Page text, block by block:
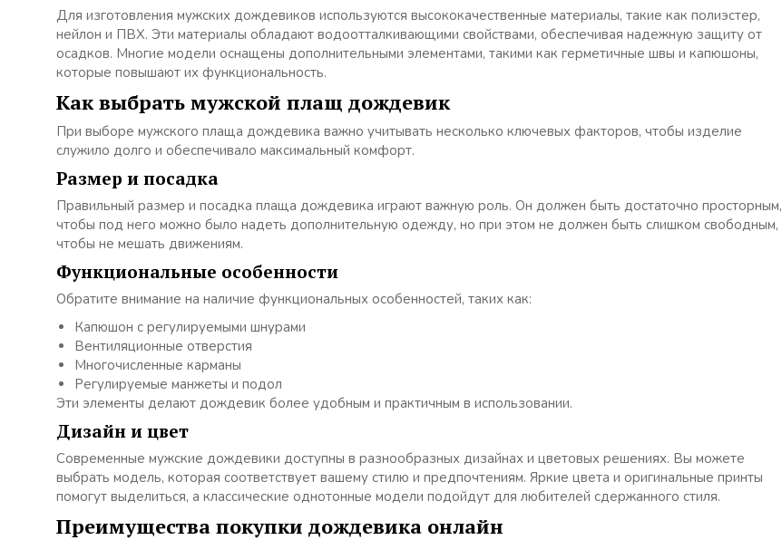
Для изготовления мужских дождевиков используются высококачественные материалы, такие как полиэстер,
нейлон и ПВХ. Эти материалы обладают водоотталкивающими свойствами, обеспечивая надежную защиту от
осадков. Многие модели оснащены дополнительными элементами, такими как герметичные швы и капюшоны,
которые повышают их функциональность.
Как выбрать мужской плащ дождевик
При выборе мужского плаща дождевика важно учитывать несколько ключевых факторов, чтобы изделие
служило долго и обеспечивало максимальный комфорт.
Размер и посадка
Правильный размер и посадка плаща дождевика играют важную роль. Он должен быть достаточно просторным,
чтобы под него можно было надеть дополнительную одежду, но при этом не должен быть слишком свободным,
чтобы не мешать движениям.
Функциональные особенности
Обратите внимание на наличие функциональных особенностей, таких как:
Капюшон с регулируемыми шнурами
Вентиляционные отверстия
Многочисленные карманы
Регулируемые манжеты и подол
Эти элементы делают дождевик более удобным и практичным в использовании.
Дизайн и цвет
Современные мужские дождевики доступны в разнообразных дизайнах и цветовых решениях. Вы можете
выбрать модель, которая соответствует вашему стилю и предпочтениям. Яркие цвета и оригинальные принты
помогут выделиться, а классические однотонные модели подойдут для любителей сдержанного стиля.
Преимущества покупки дождевика онлайн